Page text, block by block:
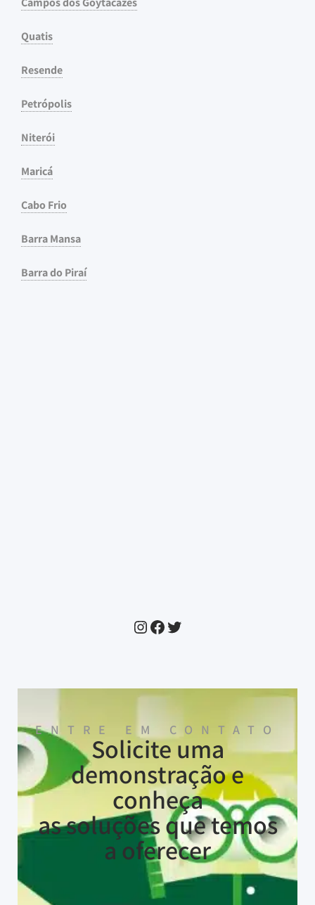
Quatis
Resende
Petrópolis
Niterói
Maricá
Cabo Frio
Barra Mansa
Barra do Piraí
ENTRE EM CONTATO
Solicite uma
demonstração e
conheça
as soluções que temos
a oferecer